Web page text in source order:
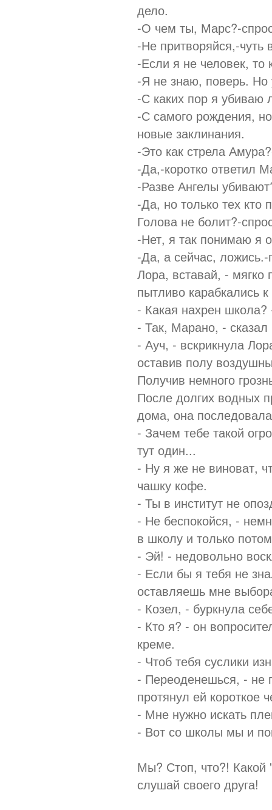
дело.
-О чем ты, Марс?-
-Не притворяйся,-чуть
-Если я не человек, то
-Я не знаю, поверь. Но
-С каких пор я убиваю
-С самого рождения,
новые заклинания.
-Это как стрела
-Да,-коротко ответил
-Разве Ангелы
-Да, но только тех
Голова не болит?-
-Нет, я так понимаю я
-Да, а сейчас,
Лора, вставай, -
пытливо карабкались
- Какая нахрен
- Так, Марано, -
- Ауч, - вскрикнула
оставив полу
Получив немного
После долгих водных
дома, она
- Зачем тебе такой
тут один...
- Ну я же не виноват,
чашку кофе.
- Ты в институт не
- Не беспокойся, -
в школу и только
- Эй! - недовольно
- Если бы я тебя не
оставляешь мне
- Козел, - буркнула
- Кто я? - он
креме.
- Чтоб тебя суслики
- Переоденешься, - не
протянул ей короткое
- Мне нужно искать
- Вот со школы мы и
Мы? Стоп, что?! Какой
слушай своего друга!